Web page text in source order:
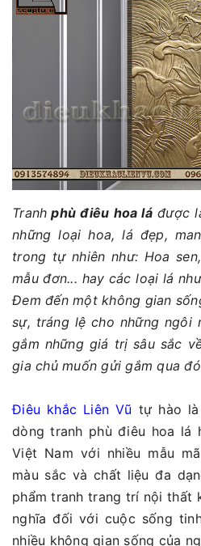
Tranh phù điêu hoa láđược
những loại hoa, lá đẹp,
trong tự nhiên như: Hoa
mẫu đơn... hay các loại lá
Đem đến một không gian
sự, tráng lệ cho những ngôi
gắm những giá trị sâu sắc
gia chủ muốn gửi gắm qua
Điêu khắc Liên Vũ tự hào
dòng tranh phù điêu hoa lá
Việt Nam với nhiều mẫu
màu sắc và chất liệu đa
phẩm tranh trang trí nội thất
nghĩa đối với cuộc sống
nhiều không gian sống của